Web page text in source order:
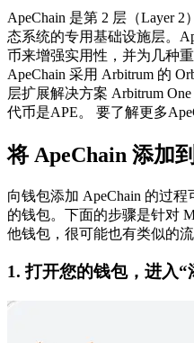
ApeChain 是第 2 层（Layer
态系统的专用基础设施层。
币来增强实用性，并为几种
ApeChain 采用 Arbitrum 的
层扩展解决方案 Arbitrum One
代币是APE。
要了解更多
将 ApeChain 添加
向钱包添加 ApeChain 的过
的钱包。下面的步骤是针对
他钱包，很可能也有类似的流
1. 打开您的钱包，进入“